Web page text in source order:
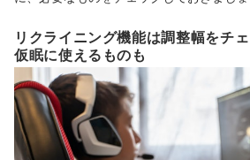
リクライニング機能は調整幅をチ
仮眠に使えるものも